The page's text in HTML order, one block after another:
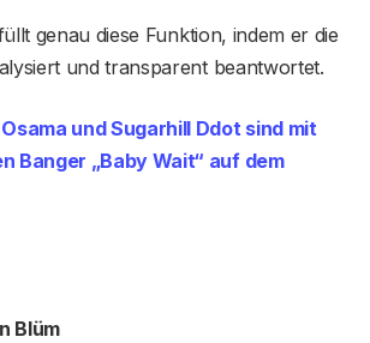
genau diese Funktion, indem er die
und transparent beantwortet.
Osama und Sugarhill Ddot sind mit
Banger „Baby Wait“ auf dem
Blüm